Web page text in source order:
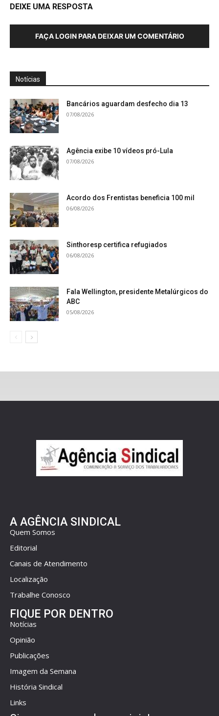
DEIXE UMA RESPOSTA
FAÇA LOGIN PARA DEIXAR UM COMENTÁRIO
Notícias
Bancários aguardam desfecho dia 13
07/08/2026
Agência exibe 10 vídeos pró-Lula
07/08/2026
Acordo dos Frentistas beneficia 100 mil
06/08/2026
Sinthoresp certifica refugiados
06/08/2026
Fala Wellington, presidente Metalúrgicos do
ABC
05/08/2026
A AGÊNCIA SINDICAL
Quem Somos
Editorial
Canais de Atendimento
Localização
Trabalhe Conosco
FIQUE POR DENTRO
Notícias
Opinião
Publicações
Imagem da Semana
História Sindical
Links